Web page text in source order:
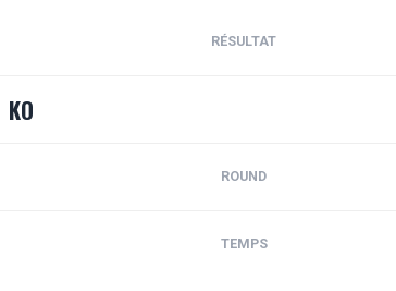
RÉSULTAT
KO
ROUND
TEMPS